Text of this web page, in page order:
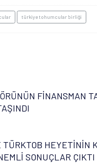
türkiye tohumcular birliği
FİNANSMAN
HEYETİNİN
SONUÇLAR ÇIKTI